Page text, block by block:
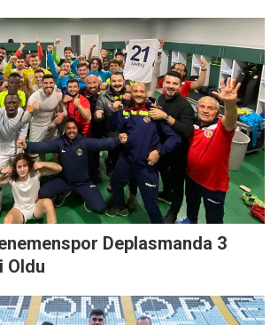
Deplasmanda 3
Oldu